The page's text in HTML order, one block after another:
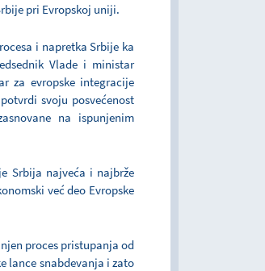
pri Evropskoj uniji.
i napretka Srbije ka
Vlade i ministar
za evropske integracije
svoju posvećenost
na ispunjenim
Srbija najveća i najbrže
već deo Evropske
proces pristupanja od
lance snabdevanja i zato